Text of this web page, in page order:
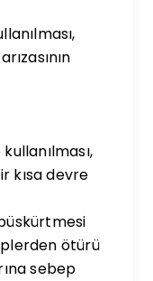
kısa devre
ötürü
sebep